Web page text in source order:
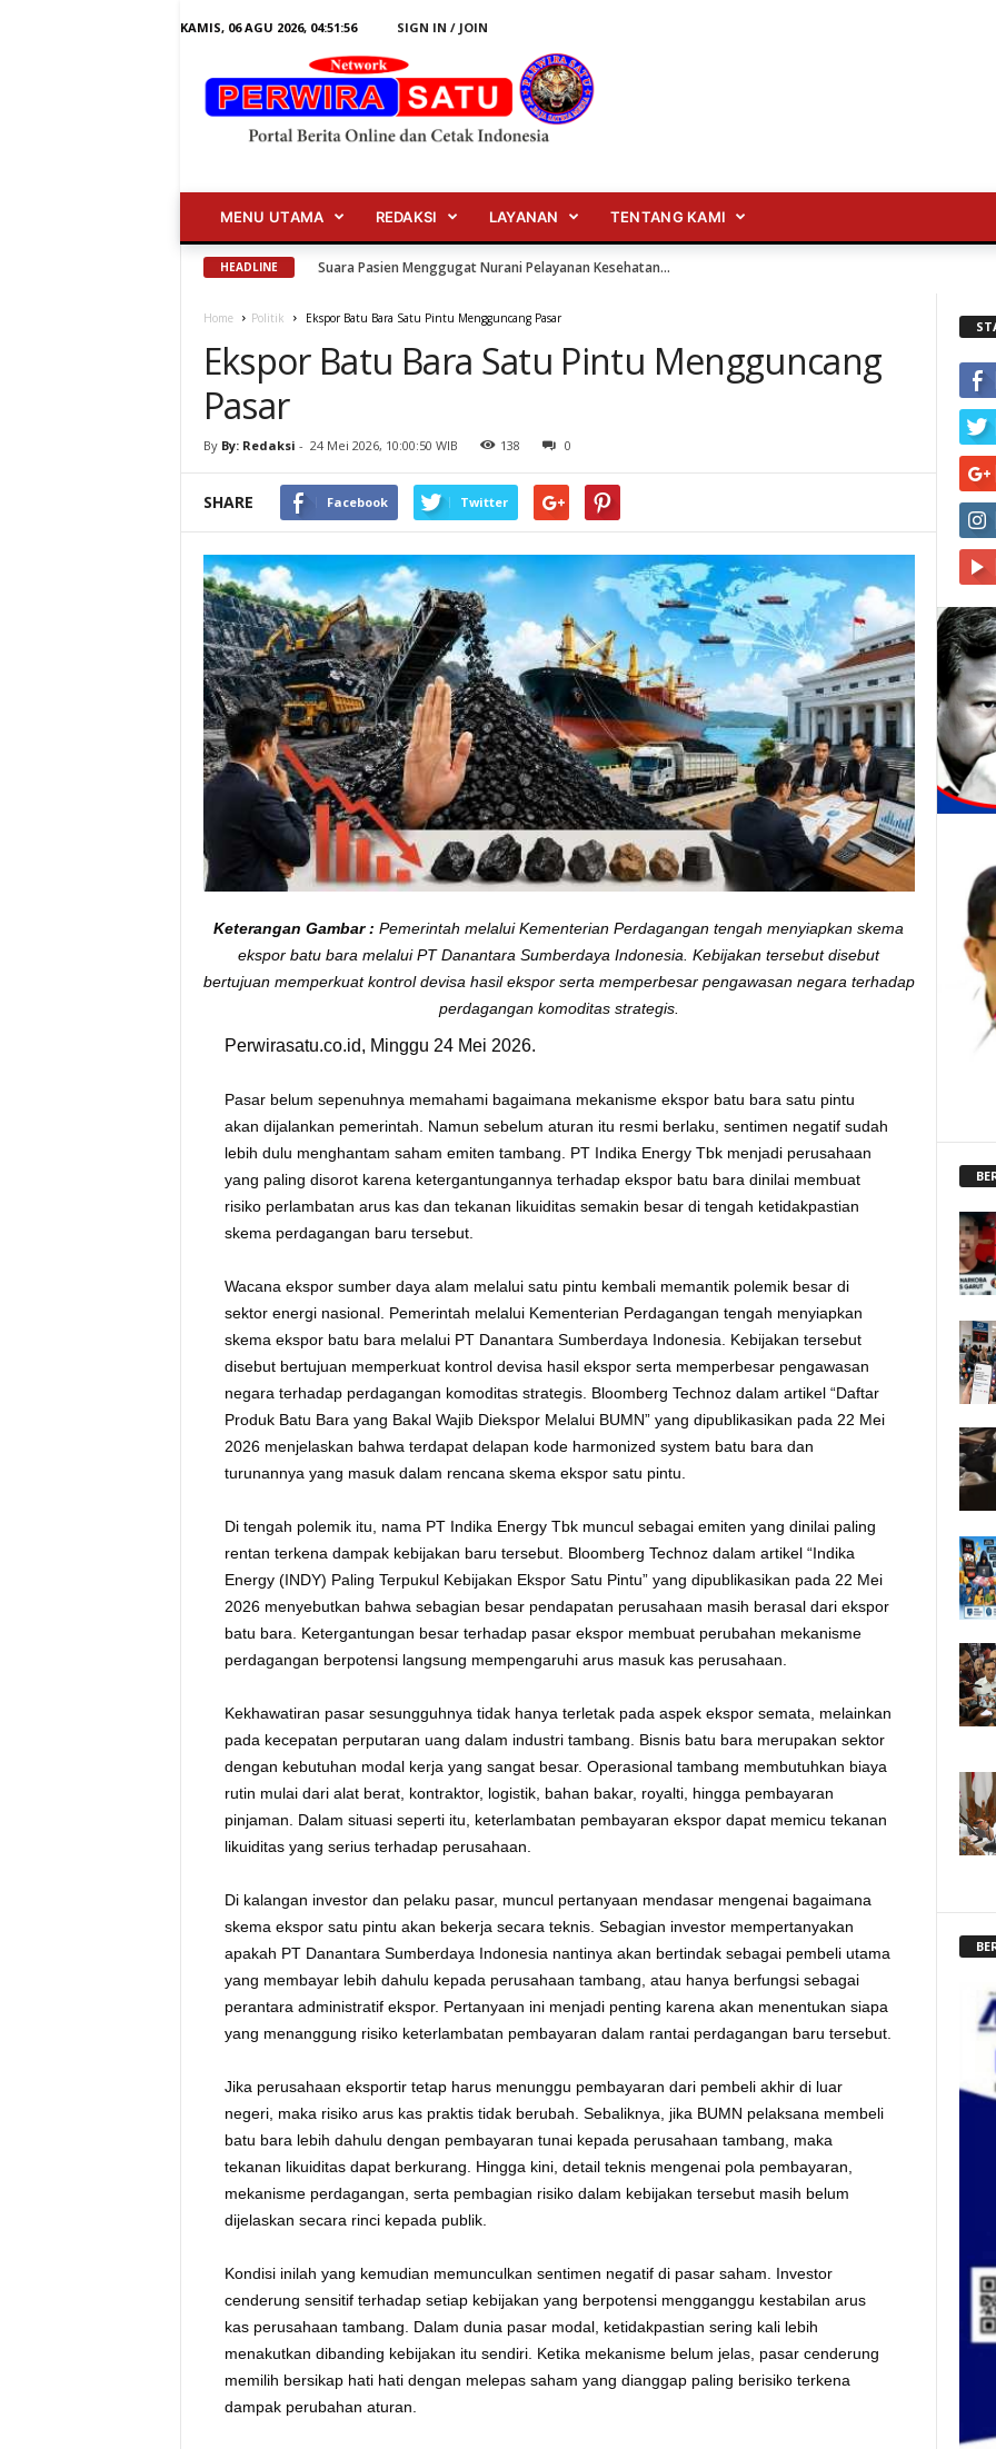
KAMIS, 06 AGU 2026, 04:51:57 SIGN IN / JOIN
p
B
a
t
a
a
S
u
t
M
g
g
u
n
c
a
n
g
P
a
s
a
r
MENU UTAMA REDAKSI LAYANAN TENTANG KAMI
HEADLINE Perangi Miras, Polres Garut Gelar Razia dan Imbau Warga Laporkan Pelanggar...
Home Politik Ekspor Batu Bara Satu Pintu Mengguncang Pasar
Ekspor Batu Bara Satu Pintu Mengguncang
Pasar
By By: Redaksi - 24 Mei 2026, 10:00:50 WIB 138 0
SHARE Facebook Twitter
Keterangan Gambar : Pemerintah melalui Kementerian Perdagangan tengah menyiapkan skema
ekspor batu bara melalui PT Danantara Sumberdaya Indonesia. Kebijakan tersebut disebut
bertujuan memperkuat kontrol devisa hasil ekspor serta memperbesar pengawasan negara terhadap
perdagangan komoditas strategis.
Perwirasatu.co.id, Minggu 24 Mei 2026.
Pasar belum sepenuhnya memahami bagaimana mekanisme ekspor batu bara satu pintu
akan dijalankan pemerintah. Namun sebelum aturan itu resmi berlaku, sentimen negatif sudah
lebih dulu menghantam saham emiten tambang. PT Indika Energy Tbk menjadi perusahaan
yang paling disorot karena ketergantungannya terhadap ekspor batu bara dinilai membuat
risiko perlambatan arus kas dan tekanan likuiditas semakin besar di tengah ketidakpastian
skema perdagangan baru tersebut.
Wacana ekspor sumber daya alam melalui satu pintu kembali memantik polemik besar di
sektor energi nasional. Pemerintah melalui Kementerian Perdagangan tengah menyiapkan
skema ekspor batu bara melalui PT Danantara Sumberdaya Indonesia. Kebijakan tersebut
disebut bertujuan memperkuat kontrol devisa hasil ekspor serta memperbesar pengawasan
negara terhadap perdagangan komoditas strategis. Bloomberg Technoz dalam artikel “Daftar
Produk Batu Bara yang Bakal Wajib Diekspor Melalui BUMN” yang dipublikasikan pada 22 Mei
2026 menjelaskan bahwa terdapat delapan kode harmonized system batu bara dan
turunannya yang masuk dalam rencana skema ekspor satu pintu.
Di tengah polemik itu, nama PT Indika Energy Tbk muncul sebagai emiten yang dinilai paling
rentan terkena dampak kebijakan baru tersebut. Bloomberg Technoz dalam artikel “Indika
Energy (INDY) Paling Terpukul Kebijakan Ekspor Satu Pintu” yang dipublikasikan pada 22 Mei
2026 menyebutkan bahwa sebagian besar pendapatan perusahaan masih berasal dari ekspor
batu bara. Ketergantungan besar terhadap pasar ekspor membuat perubahan mekanisme
perdagangan berpotensi langsung mempengaruhi arus masuk kas perusahaan.
Kekhawatiran pasar sesungguhnya tidak hanya terletak pada aspek ekspor semata, melainkan
pada kecepatan perputaran uang dalam industri tambang. Bisnis batu bara merupakan sektor
dengan kebutuhan modal kerja yang sangat besar. Operasional tambang membutuhkan biaya
rutin mulai dari alat berat, kontraktor, logistik, bahan bakar, royalti, hingga pembayaran
pinjaman. Dalam situasi seperti itu, keterlambatan pembayaran ekspor dapat memicu tekanan
likuiditas yang serius terhadap perusahaan.
Di kalangan investor dan pelaku pasar, muncul pertanyaan mendasar mengenai bagaimana
skema ekspor satu pintu akan bekerja secara teknis. Sebagian investor mempertanyakan
apakah PT Danantara Sumberdaya Indonesia nantinya akan bertindak sebagai pembeli utama
yang membayar lebih dahulu kepada perusahaan tambang, atau hanya berfungsi sebagai
perantara administratif ekspor. Pertanyaan ini menjadi penting karena akan menentukan siapa
yang menanggung risiko keterlambatan pembayaran dalam rantai perdagangan baru tersebut.
Jika perusahaan eksportir tetap harus menunggu pembayaran dari pembeli akhir di luar
negeri, maka risiko arus kas praktis tidak berubah. Sebaliknya, jika BUMN pelaksana membeli
batu bara lebih dahulu dengan pembayaran tunai kepada perusahaan tambang, maka
tekanan likuiditas dapat berkurang. Hingga kini, detail teknis mengenai pola pembayaran,
mekanisme perdagangan, serta pembagian risiko dalam kebijakan tersebut masih belum
dijelaskan secara rinci kepada publik.
Kondisi inilah yang kemudian memunculkan sentimen negatif di pasar saham. Investor
cenderung sensitif terhadap setiap kebijakan yang berpotensi mengganggu kestabilan arus
kas perusahaan tambang. Dalam dunia pasar modal, ketidakpastian sering kali lebih
menakutkan dibanding kebijakan itu sendiri. Ketika mekanisme belum jelas, pasar cenderung
memilih bersikap hati hati dengan melepas saham yang dianggap paling berisiko terkena
dampak perubahan aturan.